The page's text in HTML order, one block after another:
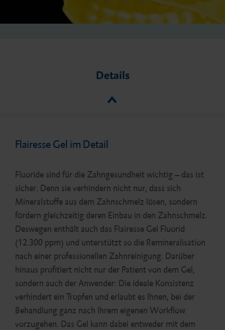
Details
Flairesse Gel im Detail
Fluoride sind für die Zahngesundheit wichtig – das ist
sicher. Denn sie verhindern nicht nur, dass sich
Mineralstoffe aus dem Zahnschmelz lösen, sondern
fördern gleichzeitig deren Einbau in den Zahnschmelz.
Deswegen enthält auch das Flairesse Gel Fluorid
(12.300 ppm) und unterstützt so die Remineralisation
nach einer professionellen Zahnreinigung. Darüber
hinaus profitiert nicht nur der Patient von dem Gel,
sondern auch der Anwender: Die ideale Konsistenz
verhindert ein Tropfen und erlaubt es Ihnen, bei der
Behandlung ganz nach Ihrem eigenen Workflow
vorzugehen. Das Gel kann dabei entweder mit dem